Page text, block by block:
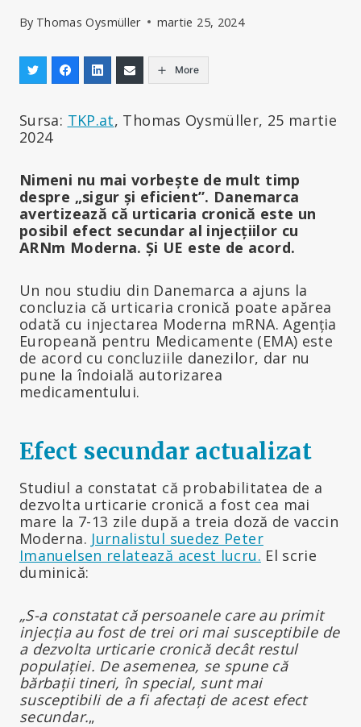
By Thomas Oysmüller martie 25, 2024
More
Sursa: TKP.at, Thomas Oysmüller, 25 martie
2024
Nimeni nu mai vorbește de mult timp
despre „sigur și eficient”. Danemarca
avertizează că urticaria cronică este un
posibil efect secundar al injecțiilor cu
ARNm Moderna. Și UE este de acord.
Un nou studiu din Danemarca a ajuns la
concluzia că urticaria cronică poate apărea
odată cu injectarea Moderna mRNA. Agenția
Europeană pentru Medicamente (EMA) este
de acord cu concluziile danezilor, dar nu
pune la îndoială autorizarea
medicamentului.
Efect secundar actualizat
Studiul a constatat că probabilitatea de a
dezvolta urticarie cronică a fost cea mai
mare la 7-13 zile după a treia doză de vaccin
Moderna. Jurnalistul suedez Peter
Imanuelsen relatează acest lucru. El scrie
duminică:
„S-a constatat că persoanele care au primit
injecția au fost de trei ori mai susceptibile de
a dezvolta urticarie cronică decât restul
populației. De asemenea, se spune că
bărbații tineri, în special, sunt mai
susceptibili de a fi afectați de acest efect
secundar.„